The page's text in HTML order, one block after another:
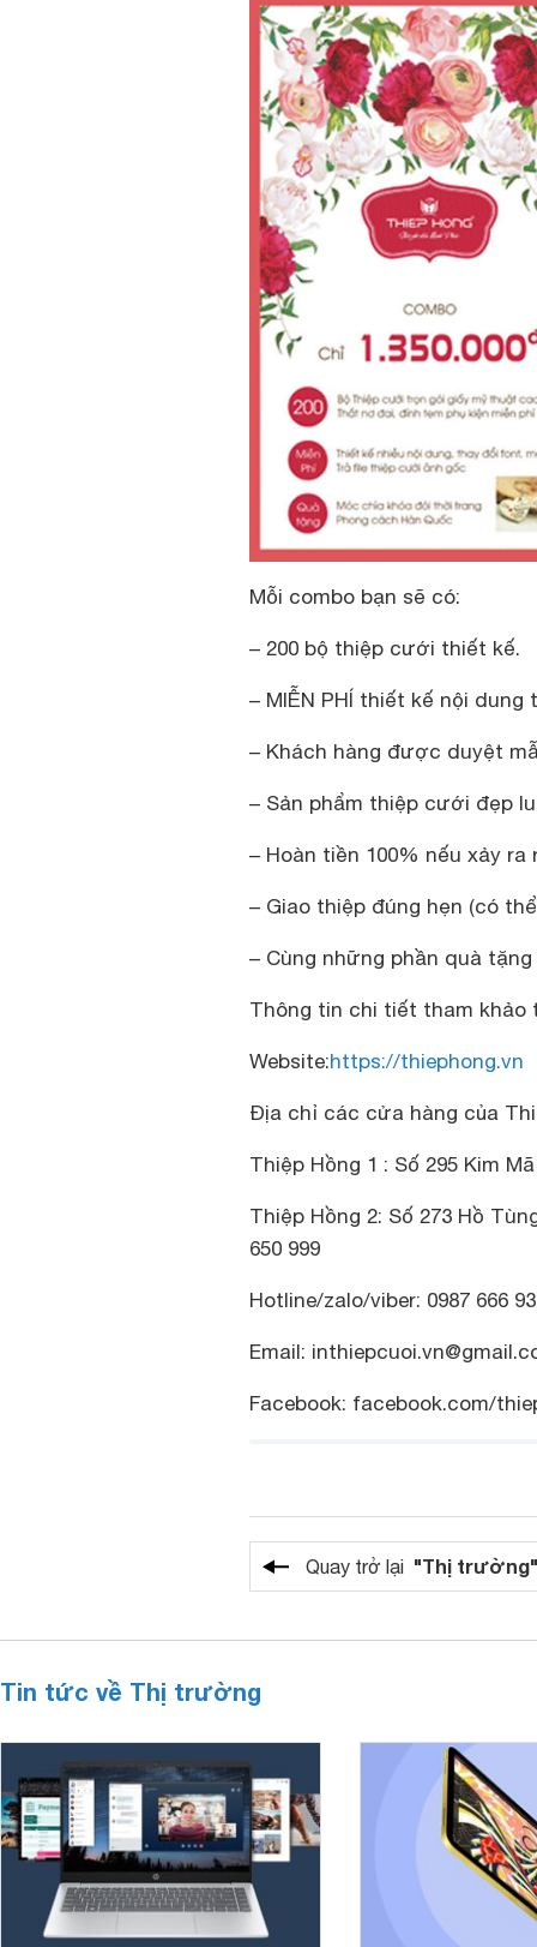
Mỗi combo bạn sẽ có:
– 200 bộ thiệp cưới thiết kế.
– MIỄN PHÍ thiết kế nội dung
– Khách hàng được duyệt
– Sản phẩm thiệp cưới đẹp
– Hoàn tiền 100% nếu xảy
– Giao thiệp đúng hẹn (có
– Cùng những phần quà
Thông tin chi tiết tham khảo
Website:https://thiephong.vn
Địa chỉ các cửa hàng của
Thiệp Hồng 1 : Số 295 Kim
Thiệp Hồng 2: Số 273 Hồ
650 999
Hotline/zalo/viber: 0987 666
Email:
Facebook: facebook.com/
Quay trở lại "Thị trường"
Tin tức về Thị trường